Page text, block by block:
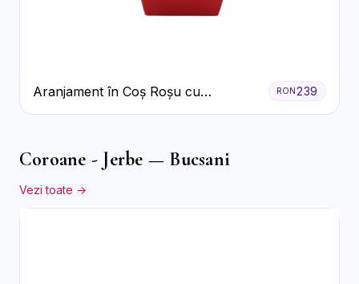
Aranjament în Coș Roșu cu
Trandafiri și Crizanteme Albe
RON239
Coroane - Jerbe — Bucsani
Vezi toate →